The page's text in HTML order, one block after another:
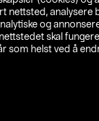
nettsted, analysere
og
skal
som helst ved å